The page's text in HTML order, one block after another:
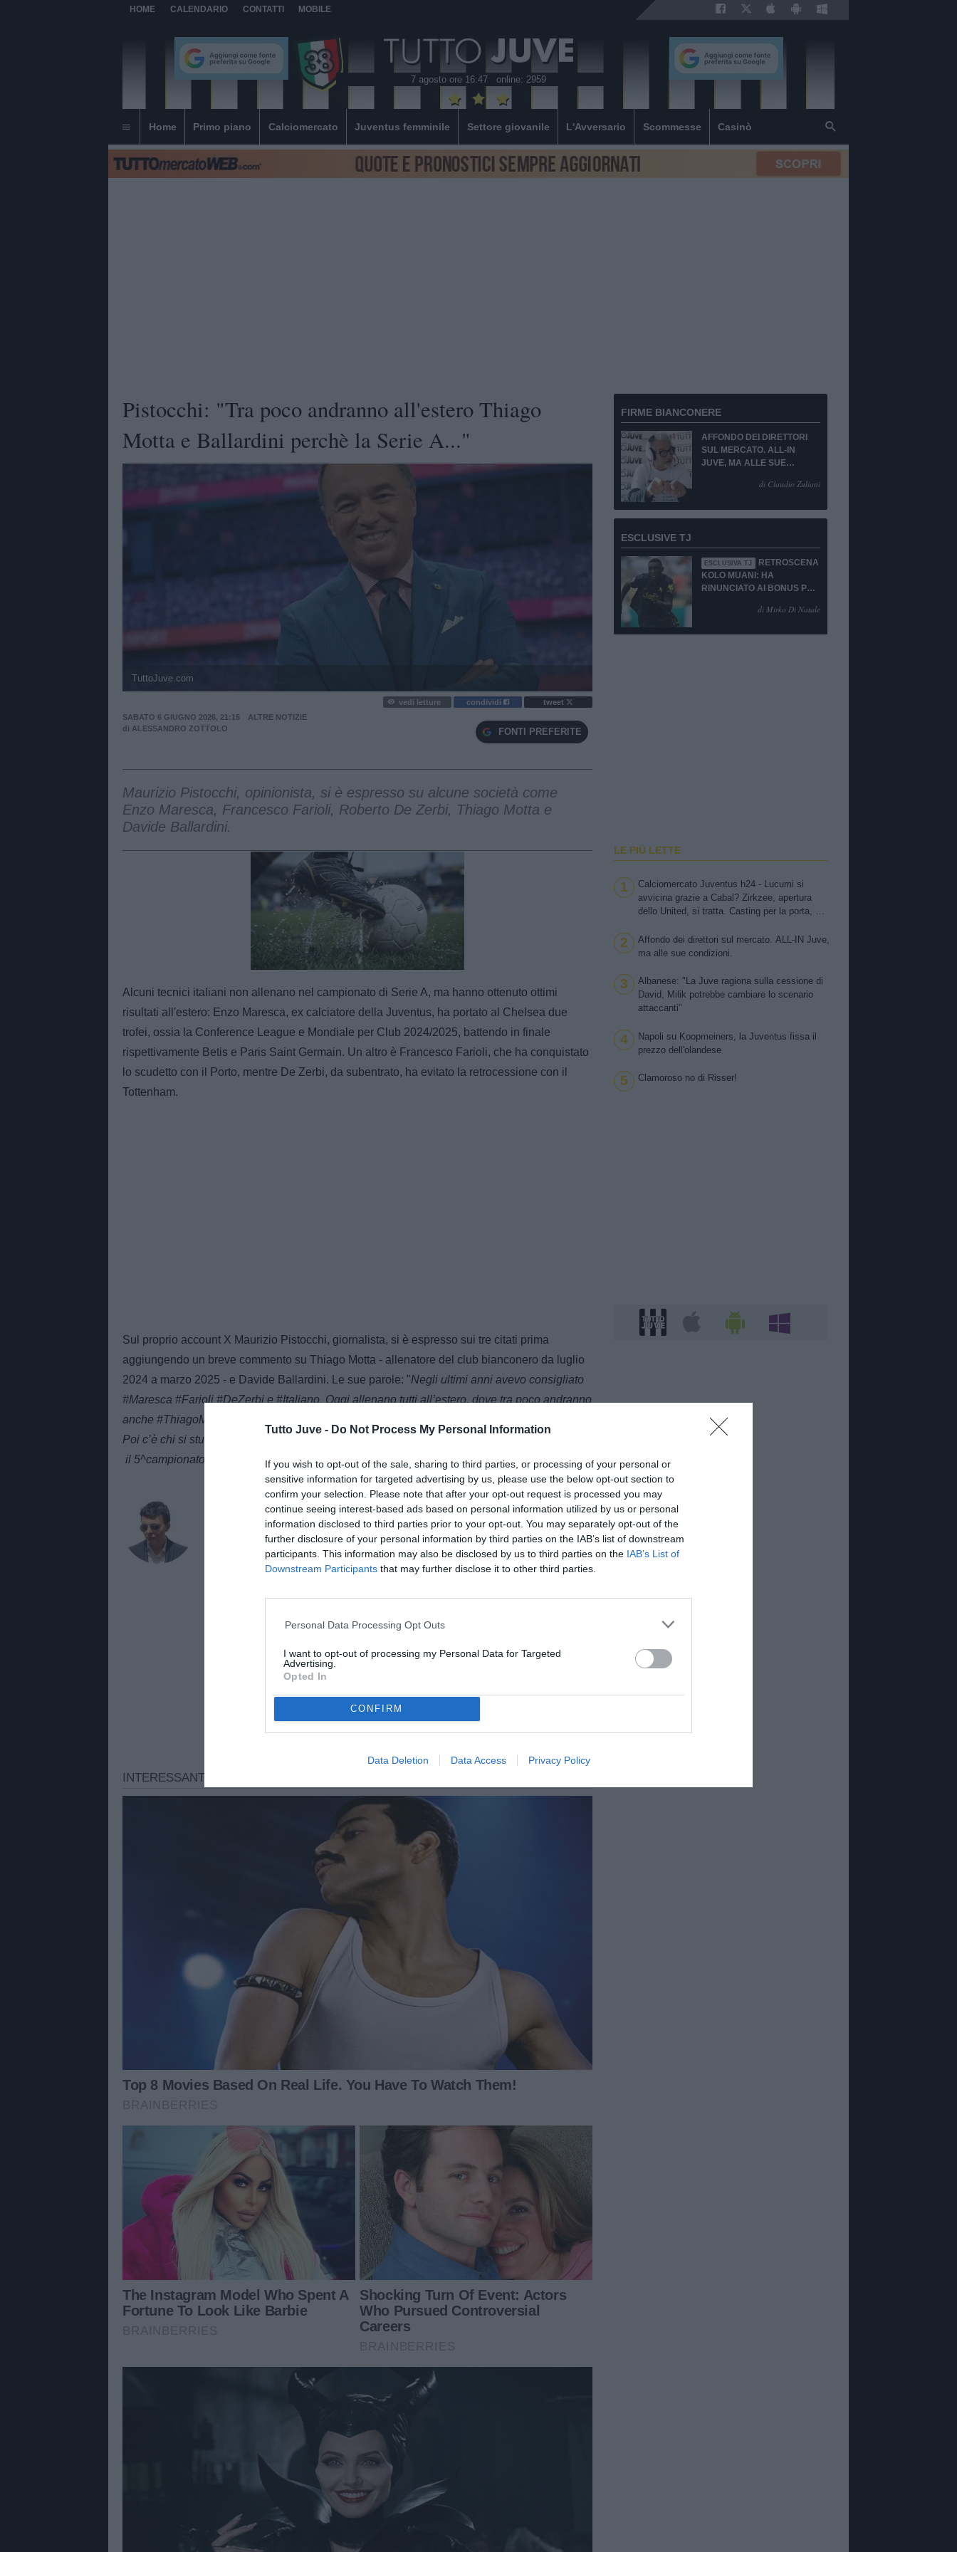
Tutto Juve - Do Not Process My Personal Information
If you wish to opt-out of the sale, sharing to third parties, or processing of your personal or
sensitive information for targeted advertising by us, please use the below opt-out section to
confirm your selection. Please note that after your opt-out request is processed you may
continue seeing interest-based ads based on personal information utilized by us or personal
information disclosed to third parties prior to your opt-out. You may separately opt-out of the
further disclosure of your personal information by third parties on the IAB’s list of downstream
participants. This information may also be disclosed by us to third parties on the IAB’s List of
Downstream Participants that may further disclose it to other third parties.
Personal Data Processing Opt Outs
I want to opt-out of processing my Personal Data for Targeted
Advertising.
Opted In
CONFIRM
Data Deletion Data Access Privacy Policy
HOME CALENDARIO CONTATTI MOBILE
7 agosto ore 16:47 online: 2959
Home Primo piano Calciomercato Juventus femminile Settore giovanile L'Avversario Scommesse Casinò
Pistocchi: "Tra poco andranno all'estero Thiago
Motta e Ballardini perchè la Serie A..."
TuttoJuve.com
vedi letture condividi
tweet
SABATO 6 GIUGNO 2026, 21:15
ALTRE NOTIZIE
di ALESSANDRO ZOTTOLO FONTI PREFERITE
Maurizio Pistocchi, opinionista, si è espresso su alcune società come
Enzo Maresca, Francesco Farioli, Roberto De Zerbi, Thiago Motta e
Davide Ballardini.
Unmute
100.00%
Alcuni tecnici italiani non allenano nel campionato di Serie A, ma hanno ottenuto ottimi
risultati all'estero: Enzo Maresca, ex calciatore della Juventus, ha portato al Chelsea due
trofei, ossia la Conference League e Mondiale per Club 2024/2025, battendo in finale
rispettivamente Betis e Paris Saint Germain. Un altro è Francesco Farioli, che ha conquistato
lo scudetto con il Porto, mentre De Zerbi, da subentrato, ha evitato la retrocessione con il
Tottenham.
Sul proprio account X Maurizio Pistocchi, giornalista, si è espresso sui tre citati prima
aggiungendo un breve commento su Thiago Motta - allenatore del club bianconero da luglio
2024 a marzo 2025 - e Davide Ballardini. Le sue parole: "Negli ultimi anni avevo consigliato
#Maresca #Farioli #DeZerbi e #Italiano. Oggi allenano tutti all’estero, dove tra poco andranno
anche #ThiagoMotta e #Ballardini. Intanto il #Milan è ancora senza allenatore e ds .
Poi c’è chi si stupisce perché la @SerieA è ormai
il 5^campionato d’Europa".
Alessandro Zottolo
Giornalista di TuttoJuve.com, dove segue l’attualità della Juventus con notizie,
approfondimenti e contenuti dedicati al club bianconero.
FIRME BIANCONERE
AFFONDO DEI DIRETTORI
SUL MERCATO. ALL-IN
JUVE, MA ALLE SUE
di Claudio Zuliani
ESCLUSIVE TJ
ESCLUSIVA TJ
RETROSCENA
KOLO MUANI: HA
RINUNCIATO AI BONUS PUR
di Mirko Di Natale
LE PIÙ LETTE
1
Calciomercato Juventus h24 - Lucumi si
avvicina grazie a Cabal? Zirkzee, apertura
dello United, si tratta. Casting per la porta, ma
2
Affondo dei direttori sul mercato. ALL-IN Juve,
ma alle sue condizioni.
3
Albanese: "La Juve ragiona sulla cessione di
David, Milik potrebbe cambiare lo scenario
attaccanti"
4
Napoli su Koopmeiners, la Juventus fissa il
prezzo dell'olandese
5 Clamoroso no di Risser!